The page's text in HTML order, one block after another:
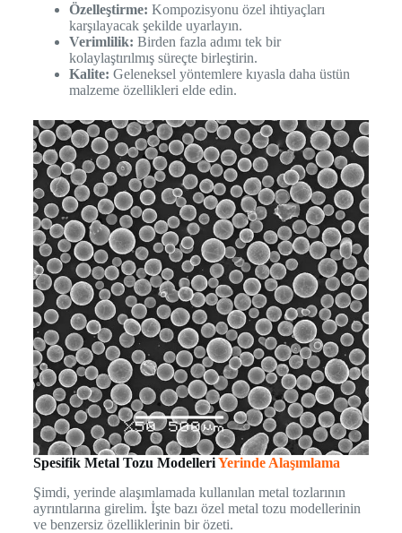
Özelleştirme: Kompozisyonu özel ihtiyaçları
karşılayacak şekilde uyarlayın.
Verimlilik: Birden fazla adımı tek bir
kolaylaştırılmış süreçte birleştirin.
Kalite: Geleneksel yöntemlere kıyasla daha üstün
malzeme özellikleri elde edin.
Spesifik Metal Tozu ModelleriYerinde Alaşımlama
Şimdi, yerinde alaşımlamada kullanılan metal tozlarının
ayrıntılarına girelim. İşte bazı özel metal tozu modellerinin
ve benzersiz özelliklerinin bir özeti.